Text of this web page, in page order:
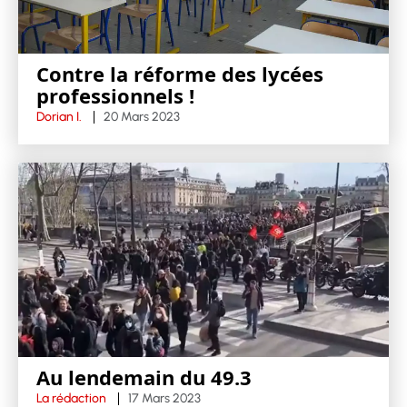
Contre la réforme des lycées
professionnels !
Dorian I. 20 Mars 2023
Au lendemain du 49.3
La rédaction 17 Mars 2023